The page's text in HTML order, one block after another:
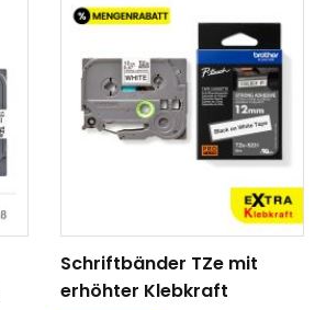
Schriftbänder TZe mit
erhöhter Klebkraft